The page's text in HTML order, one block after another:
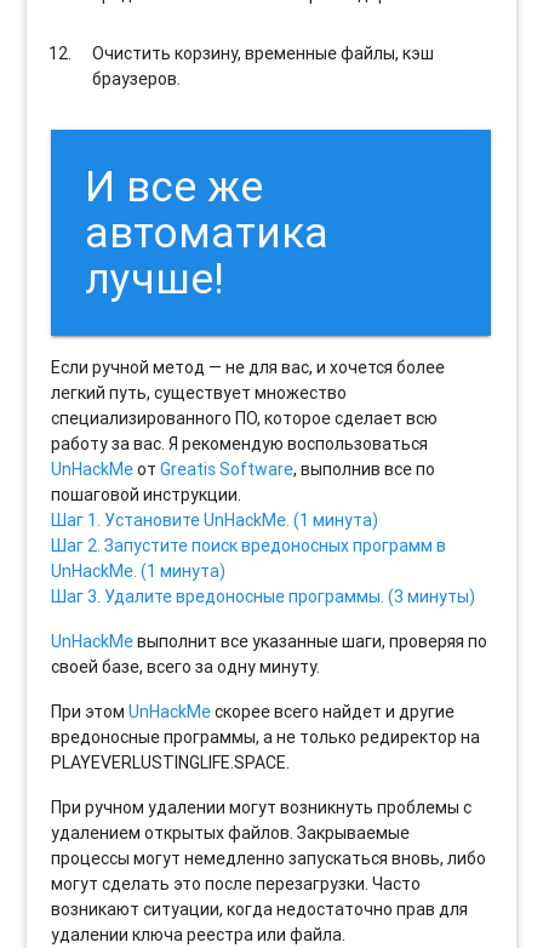
Очистить корзину, временные файлы, кэш
браузеров.
И все же
автоматика
лучше!
Если ручной метод — не для вас, и хочется более
легкий путь, существует множество
специализированного ПО, которое сделает всю
работу за вас. Я рекомендую воспользоваться
UnHackMeотGreatis Software, выполнив все по
пошаговой инструкции.
Шаг 1. Установите UnHackMe. (1 минута)
Шаг 2. Запустите поиск вредоносных программ в
UnHackMe. (1 минута)
Шаг 3. Удалите вредоносные программы. (3 минуты)
UnHackMeвыполнит все указанные шаги, проверяя по
своей базе, всего за одну минуту.
При этомUnHackMeскорее всего найдет и другие
вредоносные программы, а не только редиректор на
PLAYEVERLUSTINGLIFE.SPACE.
При ручном удалении могут возникнуть проблемы с
удалением открытых файлов. Закрываемые
процессы могут немедленно запускаться вновь, либо
могут сделать это после перезагрузки. Часто
возникают ситуации, когда недостаточно прав для
удалении ключа реестра или файла.